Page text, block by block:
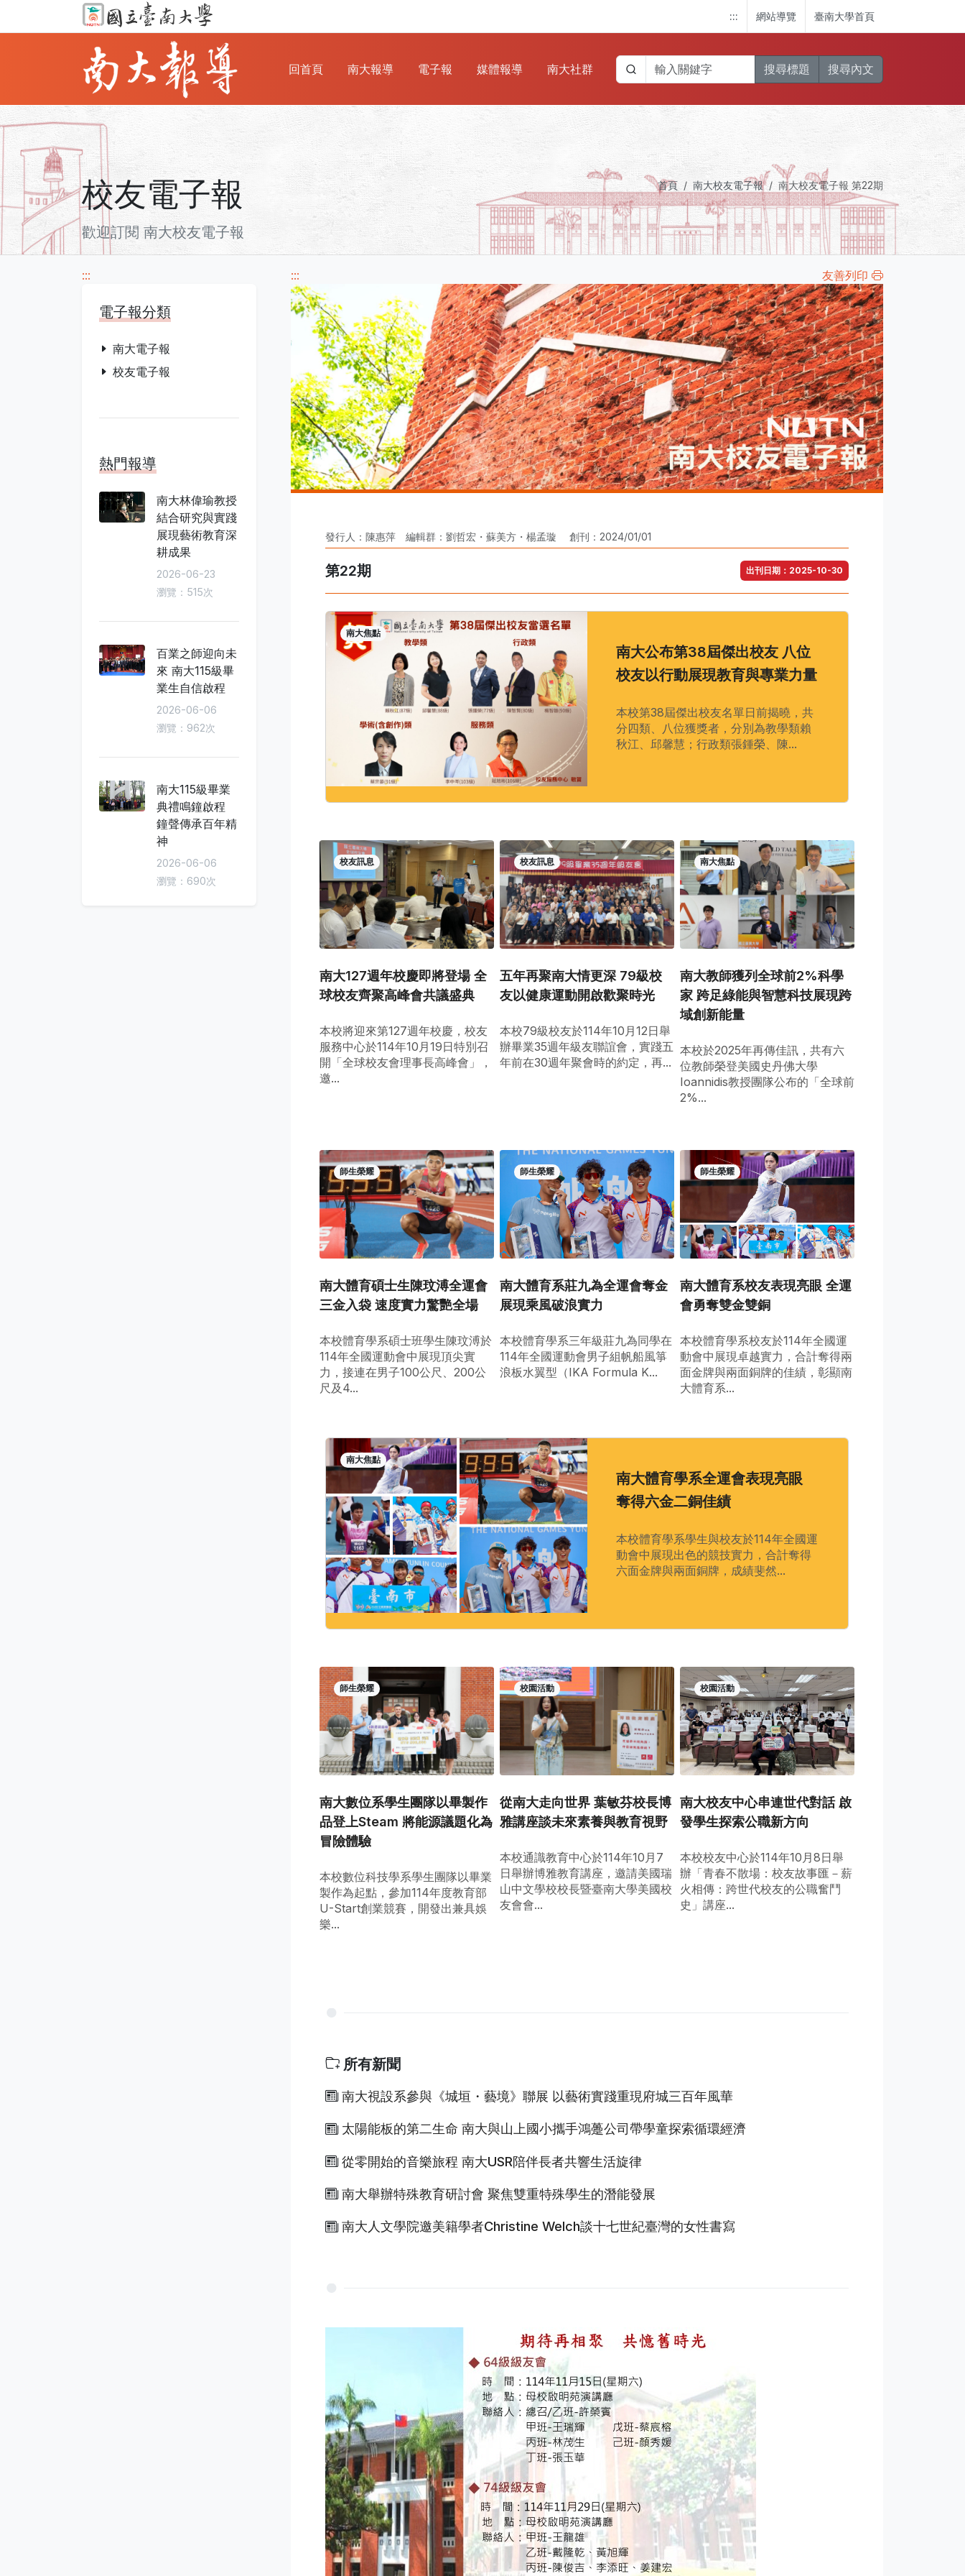
::: 網站導覽 臺南大學首頁
回首頁 南大報導 電子報 媒體報導 南大社群 搜尋標題 搜尋內文
校友電子報
歡迎訂閱 南大校友電子報
首頁 南大校友電子報 南大校友電子報 第22期
::: 友善列印
發行人：陳惠萍 編輯群：劉哲宏・蘇美方・楊孟璇 創刊：2024/01/01
第22期 出刊日期：2025-10-30
南大焦點
南大公布第38屆傑出校友 八位
校友以行動展現教育與專業力量
本校第38屆傑出校友名單日前揭曉，共
分四類、八位獲獎者，分別為教學類賴
秋江、邱馨慧；行政類張鍾榮、陳...
校友訊息
南大127週年校慶即將登場 全
球校友齊聚高峰會共議盛典
本校將迎來第127週年校慶，校友
服務中心於114年10月19日特別召
開「全球校友會理事長高峰會」，
邀...
校友訊息
五年再聚南大情更深 79級校
友以健康運動開啟歡聚時光
本校79級校友於114年10月12日舉
辦畢業35週年級友聯誼會，實踐五
年前在30週年聚會時的約定，再...
南大焦點
南大教師獲列全球前2%科學
家 跨足綠能與智慧科技展現跨
域創新能量
本校於2025年再傳佳訊，共有六
位教師榮登美國史丹佛大學
Ioannidis教授團隊公布的「全球前
2%...
師生榮耀
南大體育碩士生陳玟溥全運會
三金入袋 速度實力驚艷全場
本校體育學系碩士班學生陳玟溥於
114年全國運動會中展現頂尖實
力，接連在男子100公尺、200公
尺及4...
師生榮耀
南大體育系莊九為全運會奪金
展現乘風破浪實力
本校體育學系三年級莊九為同學在
114年全國運動會男子組帆船風箏
浪板水翼型（IKA Formula K...
師生榮耀
南大體育系校友表現亮眼 全運
會勇奪雙金雙銅
本校體育學系校友於114年全國運
動會中展現卓越實力，合計奪得兩
面金牌與兩面銅牌的佳績，彰顯南
大體育系...
南大焦點
南大體育學系全運會表現亮眼
奪得六金二銅佳績
本校體育學系學生與校友於114年全國運
動會中展現出色的競技實力，合計奪得
六面金牌與兩面銅牌，成績斐然...
師生榮耀
南大數位系學生團隊以畢製作
品登上Steam 將能源議題化為
冒險體驗
本校數位科技學系學生團隊以畢業
製作為起點，參加114年度教育部
U-Start創業競賽，開發出兼具娛
樂...
校園活動
從南大走向世界 葉敏芬校長博
雅講座談未來素養與教育視野
本校通識教育中心於114年10月7
日舉辦博雅教育講座，邀請美國瑞
山中文學校校長暨臺南大學美國校
友會會...
校園活動
南大校友中心串連世代對話 啟
發學生探索公職新方向
本校校友中心於114年10月8日舉
辦「青春不散場：校友故事匯－薪
火相傳：跨世代校友的公職奮鬥
史」講座...
所有新聞
南大視設系參與《城垣・藝境》聯展 以藝術實踐重現府城三百年風華
太陽能板的第二生命 南大與山上國小攜手鴻躉公司帶學童探索循環經濟
從零開始的音樂旅程 南大USR陪伴長者共響生活旋律
南大舉辦特殊教育研討會 聚焦雙重特殊學生的潛能發展
南大人文學院邀美籍學者Christine Welch談十七世紀臺灣的女性書寫
:::
電子報分類
南大電子報
校友電子報
熱門報導
南大林偉瑜教授
結合研究與實踐
展現藝術教育深
耕成果
2026-06-23
瀏覽：515次
百業之師迎向未
來 南大115級畢
業生自信啟程
2026-06-06
瀏覽：962次
南大115級畢業
典禮鳴鐘啟程
鐘聲傳承百年精
神
2026-06-06
瀏覽：690次